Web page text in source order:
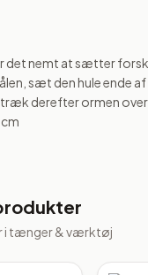
det nemt at sætter
sæt den hule ende
derefter ormen over
i tænger & værktøj